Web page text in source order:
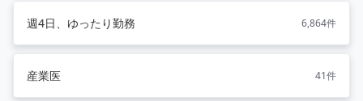
週4日、ゆったり勤務 6,864件
産業医 41件